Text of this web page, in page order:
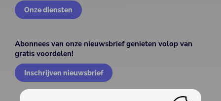
Onze diensten
Abonnees van onze nieuwsbrief genieten volop van
gratis voordelen!
Inschrijven nieuwsbrief